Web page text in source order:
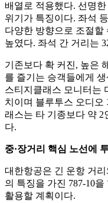
배열로 적용했다. 선명
위기가 특징이다. 좌석
다양한 방향으로 조절할
높였다. 좌석 간 거리는
기존보다 확 커진, 높은
를 즐기는 승객들에게
스티지클래스 모니터는
치이며 블루투스 오디오
래스는 타 기종보다 약 2
다.
중·장거리 핵심 노선에
대한항공은 긴 운항 거
의 특징을 가진 787-10
활용할 계획이다.